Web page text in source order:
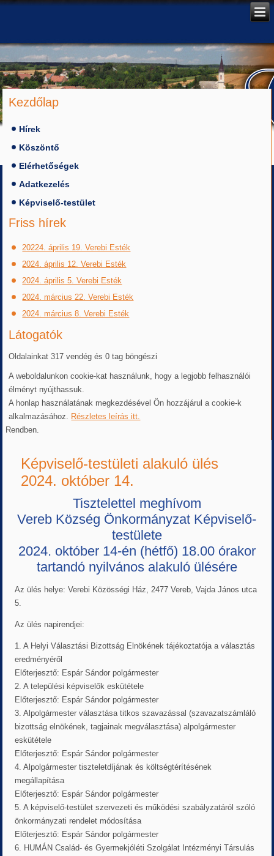
Kezdőlap
Hírek
Köszöntő
Elérhetőségek
Adatkezelés
Képviselő-testület
Friss hírek
20224. április 19. Verebi Esték
2024. április 12. Verebi Esték
2024. április 5. Verebi Esték
2024. március 22. Verebi Esték
2024. március 8. Verebi Esték
Látogatók
Oldalainkat 317 vendég és 0 tag böngészi
A weboldalunkon cookie-kat használunk, hogy a legjobb felhasználói
élményt nyújthassuk.
A honlap használatának megkezdésével Ön hozzájárul a cookie-k
alkalmazásához. Részletes leírás itt.
Rendben.
Képviselő-testületi alakuló ülés
2024. október 14.
Tisztelettel meghívom
Vereb Község Önkormányzat Képviselő-
testülete
2024. október 14-én (hétfő) 18.00 órakor
tartandó nyilvános alakuló ülésére
Az ülés helye: Verebi Közösségi Ház, 2477 Vereb, Vajda János utca
5.
Az ülés napirendjei:
1. A Helyi Választási Bizottság Elnökének tájékoztatója a választás
eredményéről
Előterjesztő: Espár Sándor polgármester
2. A települési képviselők eskütétele
Előterjesztő: Espár Sándor polgármester
3. Alpolgármester választása titkos szavazással (szavazatszámláló
bizottság elnökének, tagjainak megválasztása) alpolgármester
eskütétele
Előterjesztő: Espár Sándor polgármester
4. Alpolgármester tiszteletdíjának és költségtérítésének
megállapítása
Előterjesztő: Espár Sándor polgármester
5. A képviselő-testület szervezeti és működési szabályzatáról szóló
önkormányzati rendelet módosítása
Előterjesztő: Espár Sándor polgármester
6. HUMÁN Család- és Gyermekjóléti Szolgálat Intézményi Társulás